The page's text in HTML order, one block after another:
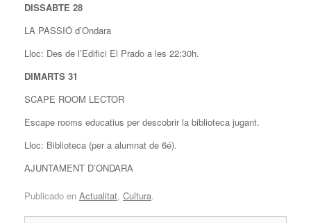
DISSABTE 28
LA PASSIÓ d’Ondara
Lloc: Des de l’Edifici El Prado a les 22:30h.
DIMARTS 31
SCAPE ROOM LECTOR
Escape rooms educatius per descobrir la biblioteca jugant.
Lloc: Biblioteca (per a alumnat de 6é).
AJUNTAMENT D’ONDARA
Publicado en Actualitat, Cultura.